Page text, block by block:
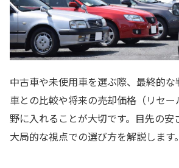
中古車や未使用車を選ぶ際、最終的
車との比較や将来の売却価格（リセ
野に入れることが大切です。目先の安
大局的な視点での選び方を解説します。